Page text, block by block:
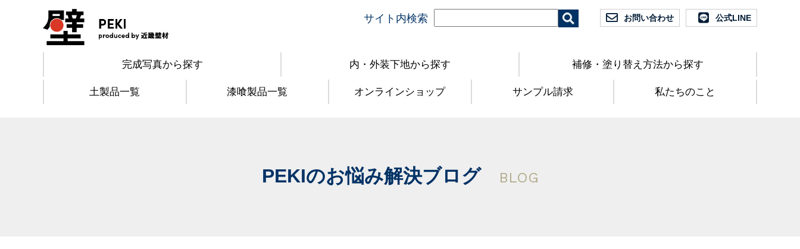
サイト内検索 お問い合わせ 公式LINE
完成写真から探す 内・外装下地から探す 補修・塗り替え方法から探す
土製品一覧 漆喰製品一覧 オンラインショップ サンプル請求 私たちのこと
PEKIのお悩み解決ブログ BLOG